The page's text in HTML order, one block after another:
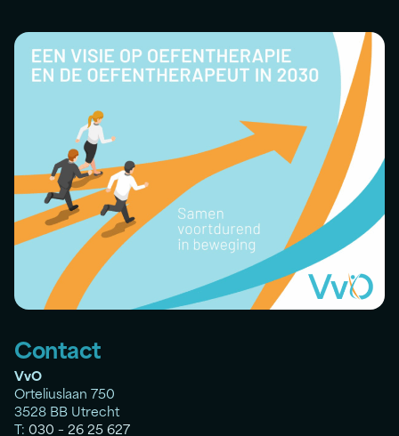
Contact
VvO
Orteliuslaan 750
3528 BB Utrecht
T: 030 – 26 25 627